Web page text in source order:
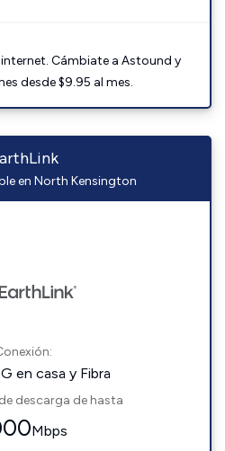
Cámbiate a Astound y
desde $9.95 al mes.
en North Kensington
en casa y Fibra
descarga de hasta
Mbps